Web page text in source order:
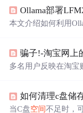
本文介绍如何利用
（标准答复生成、会
对、术语群众化转译
骗子!-淘宝网上
多名用户反映在淘宝
如何清理c盘储
当C盘空间不足时，